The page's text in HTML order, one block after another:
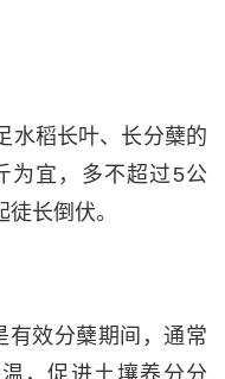
水稻长叶、长分蘖的
为宜，多不超过5公
长倒伏。
有效分蘖期间，通常
，促进土壤养分分